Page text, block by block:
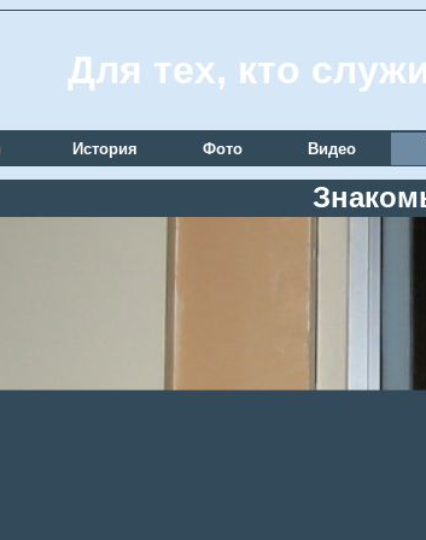
Для тех, кто
История Фото Видео